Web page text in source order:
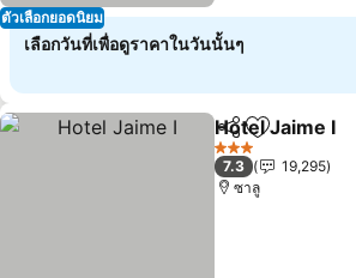
ตัวเลือกยอดนิยม
เลือกวันที่เพื่อดูราคาในวันนั้นๆ
แชร์ เพิ่มในรายก
Hotel Jaime I
3 ดาว
7.3
19,295
ซาลู